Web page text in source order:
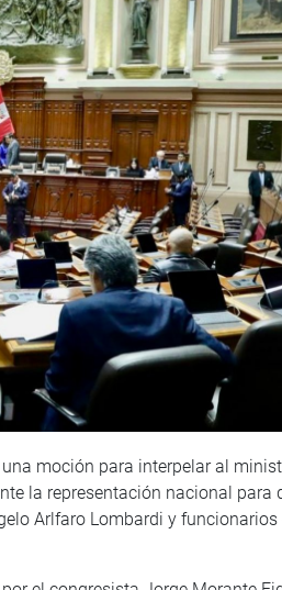
moción para interpelar al
la representación nacional para
Arlfaro Lombardi y funcionarios